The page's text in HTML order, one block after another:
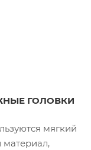
ГОЛОВКИ
мягкий